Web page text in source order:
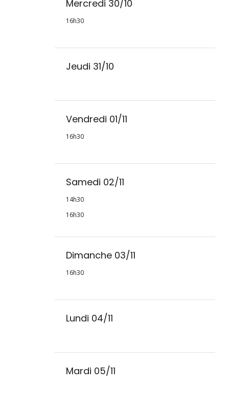
Mercredi 30/10
16h30
Jeudi 31/10
Vendredi 01/11
16h30
Samedi 02/11
14h30
16h30
Dimanche 03/11
16h30
Lundi 04/11
Mardi 05/11